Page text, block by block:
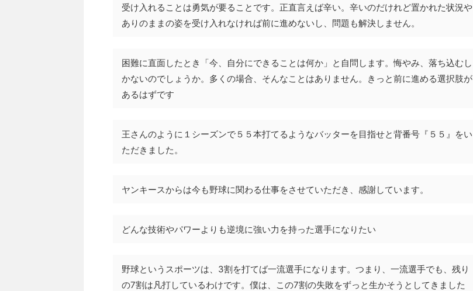
受け入れることは勇気が要ることです。正直言えば辛い。辛いのだけれど置かれた状況や
ありのままの姿を受け入れなければ前に進めないし、問題も解決しません。
困難に直面したとき「今、自分にできることは何か」と自問します。悔やみ、落ち込むし
かないのでしょうか。多くの場合、そんなことはありません。きっと前に進める選択肢が
あるはずです
王さんのように１シーズンで５５本打てるようなバッターを目指せと背番号『５５』をい
ただきました。
ヤンキースからは今も野球に関わる仕事をさせていただき、感謝しています。
どんな技術やパワーよりも逆境に強い力を持った選手になりたい
野球というスポーツは、3割を打てば一流選手になります。つまり、一流選手でも、残り
の7割は凡打しているわけです。僕は、この7割の失敗をずっと生かそうとしてきました